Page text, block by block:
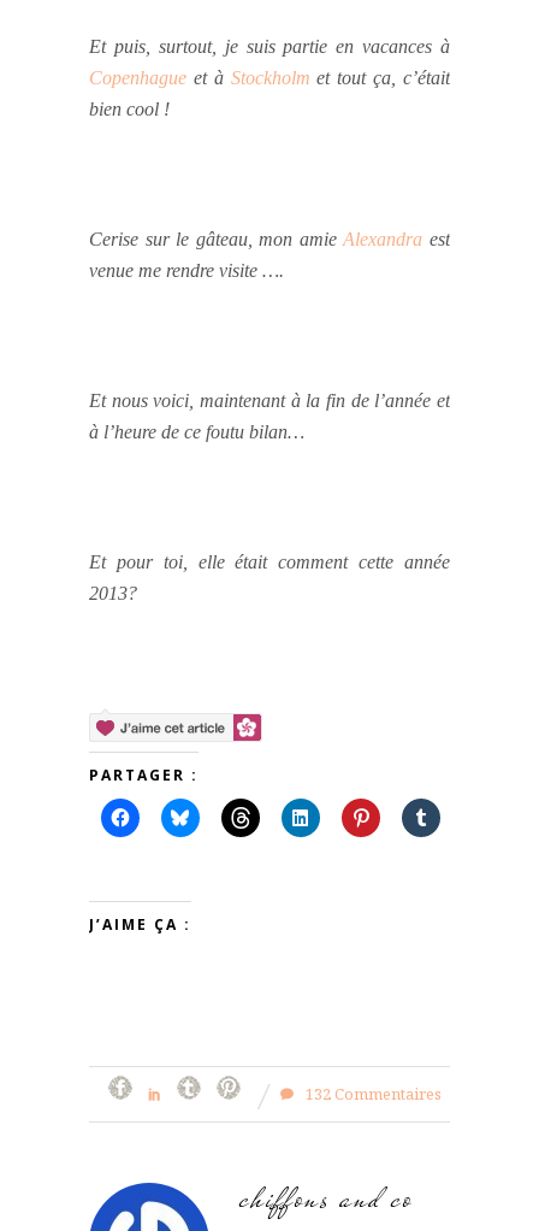
Et puis, surtout, je suis partie en vacances à
Copenhague et à Stockholm et tout ça, c’était
bien cool !
Cerise sur le gâteau, mon amieAlexandra est
venue me rendre visite ….
Et nous voici, maintenant à la fin de l’année et
à l’heure de ce foutu bilan…
Et pour toi, elle était comment cette année
2013?
PARTAGER :
J’AIME ÇA :
132 Commentaires
chiffons and co